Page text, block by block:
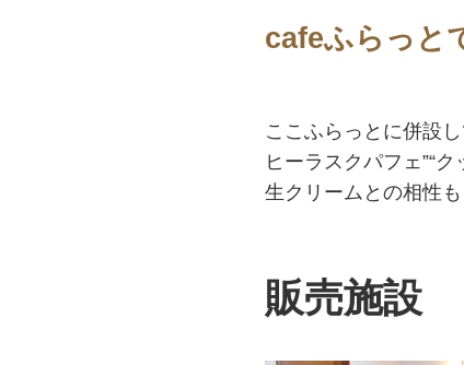
cafeふらっと
ここふらっとに併設
ヒーラスクパフェ”“
生クリームとの相性
販売施設